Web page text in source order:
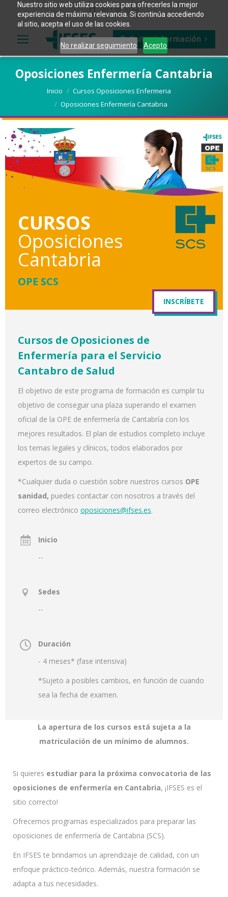
Nuestro sitio web utiliza cookies para ofrecerles la mejor
experiencia de máxima relevancia. Si continúa accediendo
al sitio, acepta el uso de las cookies.
No realizar seguimiento Acepto
911 98 70 64
Solicitar información
Oposiciones Enfermería Cantabria
Estás aquí:Inicio
Cursos Oposiciones Enfermeria
Oposiciones Enfermería Cantabria
CURSOS
Oposiciones
Cantabria
OPE SCS
INSCRÍBETE
Cursos de Oposiciones de
Enfermería para el Servicio
Cantabro de Salud
El objetivo de este programa de formación es cumplir tu
objetivo de conseguir una plaza superando el examen
oficial de la OPE de enfermería de Cantabría con los
mejores resultados. El plan de estudios completo incluye
los temas legales y clínicos, todos elaborados por
expertos de su campo.
*Cualquier duda o cuestión sobre nuestros cursos OPE
sanidad, puedes contactar con nosotros a través del
correo electrónico oposiciones@ifses.es.
Inicio
--
Sedes
--
Duración
- 4 meses* (fase intensiva)
*Sujeto a posibles cambios, en función de cuando
sea la fecha de examen.
La apertura de los cursos está sujeta a la
matriculación de un mínimo de alumnos.
Si quieres estudiar para la próxima convocatoria de las
oposiciones de enfermería en Cantabria, ¡IFSES es el
sitio correcto!
Ofrecemos programas especializados para preparar las
oposiciones de enfermería de Cantabria (SCS).
En IFSES te brindamos un aprendizaje de calidad, con un
enfoque práctico-teórico. Además, nuestra formación se
adapta a tus necesidades.